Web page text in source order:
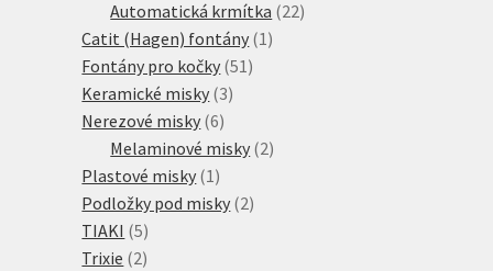
produktů
Automatická krmítka 2222
Catit (Hagen) fontány 1 1
Fontány pro kočky 51 51
Keramické misky 33
Nerezové misky 66
produktů
Melaminové misky 22
Plastové misky 1 1
produkt
Podložky pod misky 22
TIAKI 55
produktů
Trixie 22